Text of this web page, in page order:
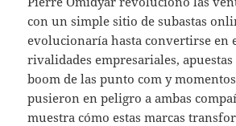
con un simple sitio de subastas
evolucionaría hasta convertirse en
rivalidades empresariales, apuestas
boom de las punto com y
pusieron en peligro a ambas
muestra cómo estas marcas